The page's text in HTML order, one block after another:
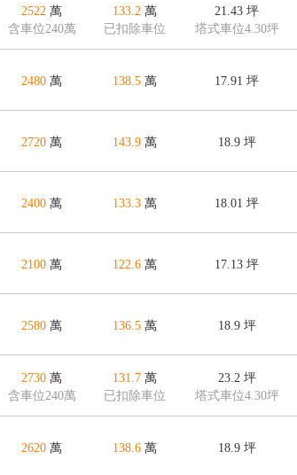
2522 萬
含車位240萬
133.2 萬
已扣除車位
21.43 坪
塔式車位4.30坪
2480 萬 138.5 萬 17.91 坪
2720 萬 143.9 萬 18.9坪
2400 萬 133.3 萬 18.01 坪
2100 萬 122.6 萬 17.13 坪
2580 萬 136.5 萬 18.9坪
2730 萬
含車位240萬
131.7 萬
已扣除車位
23.2坪
塔式車位4.30坪
2620 萬 138.6 萬 18.9坪